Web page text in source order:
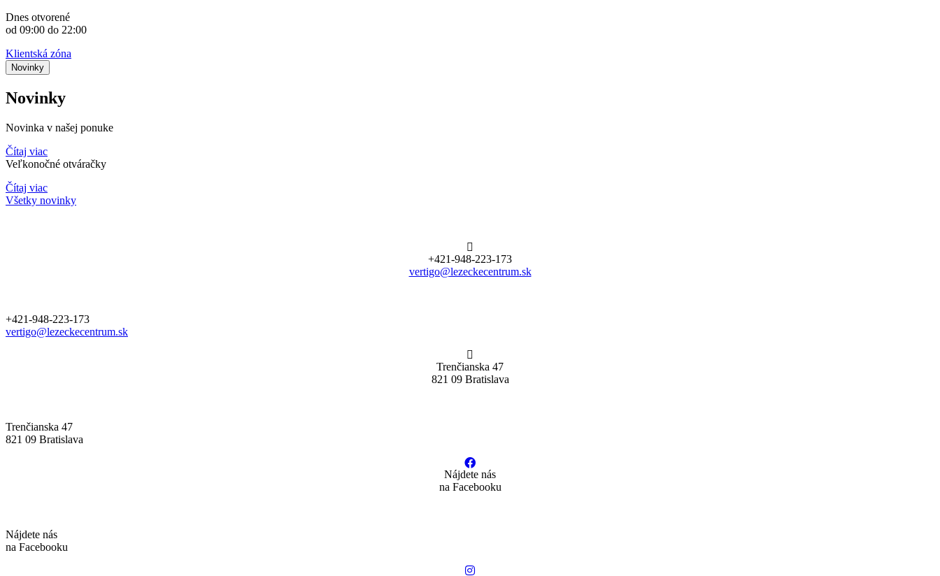
Dnes otvorené
od 09:00 do 22:00
Klientská zóna
Novinky
Novinky
Novinka v našej ponuke
Čítaj viac
Veľkonočné otváračky
Čítaj viac
Všetky novinky
+421-948-223-173
vertigo@lezeckecentrum.sk
+421-948-223-173
vertigo@lezeckecentrum.sk
Trenčianska 47
821 09 Bratislava
Trenčianska 47
821 09 Bratislava
Nájdete nás
na Facebooku
Nájdete nás
na Facebooku